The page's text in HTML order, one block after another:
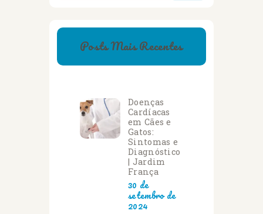
Posts Mais Recentes
Doenças
Cardíacas
em Cães e
Gatos:
Sintomas e
Diagnóstico
| Jardim
França
30 de
setembro de
2024